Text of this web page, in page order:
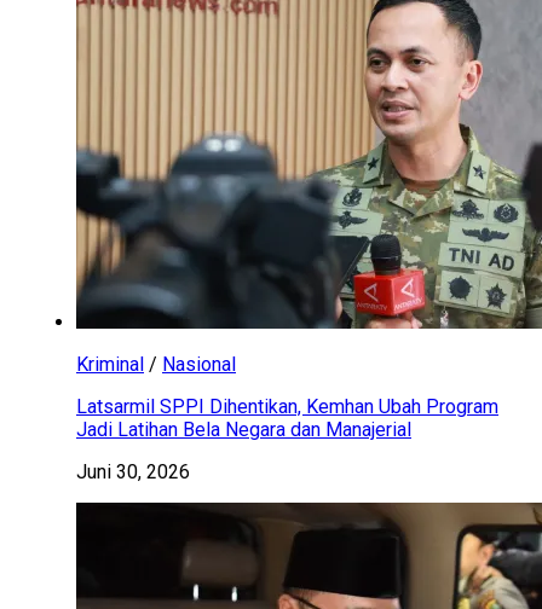
Kriminal / Nasional
Latsarmil SPPI Dihentikan, Kemhan Ubah Program
Jadi Latihan Bela Negara dan Manajerial
Juni 30, 2026